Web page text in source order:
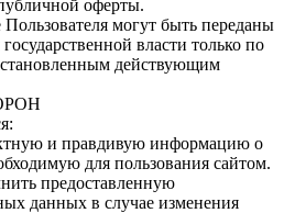
оферты.
могут быть переданы
власти только по
действующим
и правдивую информацию о
для пользования сайтом.
предоставленную
данных в случае изменения